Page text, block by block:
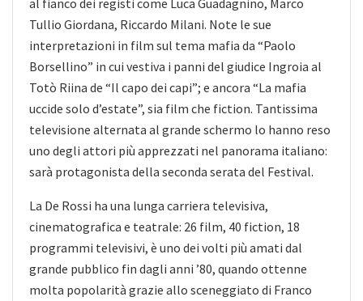
Tullio Giordana, Riccardo Milani. Note le sue
interpretazioni in film sul tema mafia da “Paolo
Borsellino” in cui vestiva i panni del giudice Ingroia al
Totò Riina de “Il capo dei capi”; e ancora “La mafia
uccide solo d’estate”, sia film che fiction. Tantissima
televisione alternata al grande schermo lo hanno reso
uno degli attori più apprezzati nel panorama italiano:
sarà protagonista della seconda serata del Festival.
La De Rossi ha una lunga carriera televisiva,
cinematografica e teatrale: 26 film, 40 fiction, 18
programmi televisivi, è uno dei volti più amati dal
grande pubblico fin dagli anni ’80, quando ottenne
molta popolarità grazie allo sceneggiato di Franco